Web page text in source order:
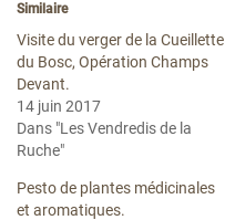
Similaire
Visite du verger de la Cueillette
du Bosc, Opération Champs
Devant.
14 juin 2017
Dans "Les Vendredis de la
Ruche"
Pesto de plantes médicinales
et aromatiques.